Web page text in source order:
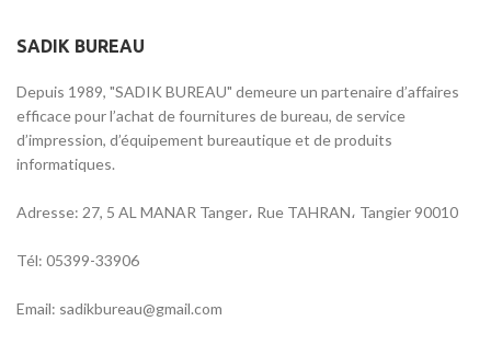
SADIK BUREAU
Depuis 1989, "SADIK BUREAU" demeure un partenaire d’affaires
efficace pour l’achat de fournitures de bureau, de service
d’impression, d’équipement bureautique et de produits
informatiques.
Adresse: 27, 5 AL MANAR Tanger، Rue TAHRAN، Tangier 90010
Tél: 05399-33906
Email: sadikbureau@gmail.com